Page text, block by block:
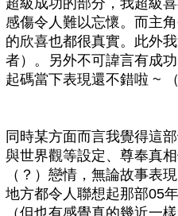
感傷令人難以忘懷。而主
的欣喜也都很真實。此外
者）。另外不可諱言有成
起碼當下表現還不錯啦 ~ （
同時某方面而言我覺得這
與世界觀等設定、尊奉真
（？）戀情，無論故事表
地方都令人聯想起那部05
（但也有感覺真的幾近一